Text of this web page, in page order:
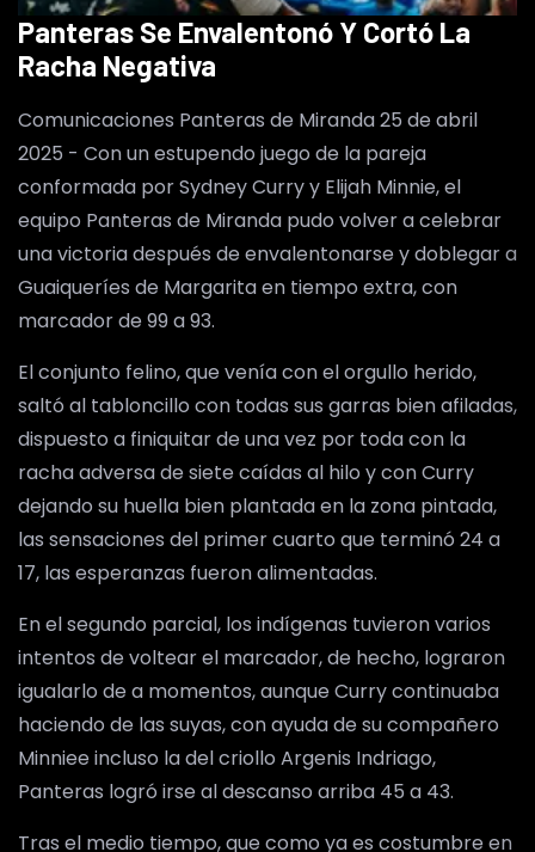
Panteras Se Envalentonó Y Cortó La
Racha Negativa
Comunicaciones Panteras de Miranda 25 de abril
2025 - Con un estupendo juego de la pareja
conformada por Sydney Curry y Elijah Minnie, el
equipo Panteras de Miranda pudo volver a celebrar
una victoria después de envalentonarse y doblegar a
Guaiqueríes de Margarita en tiempo extra, con
marcador de 99 a 93.
El conjunto felino, que venía con el orgullo herido,
saltó al tabloncillo con todas sus garras bien afiladas,
dispuesto a finiquitar de una vez por toda con la
racha adversa de siete caídas al hilo y con Curry
dejando su huella bien plantada en la zona pintada,
las sensaciones del primer cuarto que terminó 24 a
17, las esperanzas fueron alimentadas.
En el segundo parcial, los indígenas tuvieron varios
intentos de voltear el marcador, de hecho, lograron
igualarlo de a momentos, aunque Curry continuaba
haciendo de las suyas, con ayuda de su compañero
Minniee incluso la del criollo Argenis Indriago,
Panteras logró irse al descanso arriba 45 a 43.
Tras el medio tiempo, que como ya es costumbre en